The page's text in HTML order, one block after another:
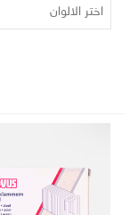
اختر الالوان